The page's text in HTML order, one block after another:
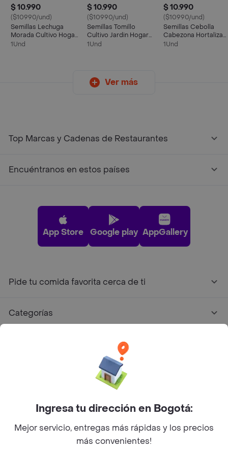
$ 10.990
($10990/und)
Semillas Lechuga
Morada Cultivo Hogar
Planta Mata Hortaliza
1Und
$ 10.990
($10990/und)
Semillas Tomillo
Cultivo Jardin Hogar
Planta Mata Culinaria
1Und
$ 10.990
($10990/und)
Semillas Cebolla
Cabezona Hortaliza
Verdura Sembrar
1Und
Ver más
Top Marcas y Cadenas de Restaurantes
Encuéntranos en estos países
App Store Google play AppGallery
Pide tu comida favorita cerca de ti
Categorías
Facebook
Twitter
Instagram
©2026Rappi Inc. All rights reserved.
Ingresa tu dirección en Bogotá:
Mejor servicio, entregas más rápidas y los precios
más convenientes!